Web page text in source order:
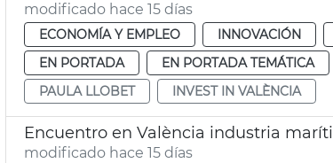
modificado hace 15 días
ECONOMÍA Y EMPLEO INNOVACIÓN
EN PORTADA
EN PORTADA TEMÁTICA
PAULA LLOBET
INVEST IN VALÈNCIA
Encuentro en València industria
modificado hace 15 días